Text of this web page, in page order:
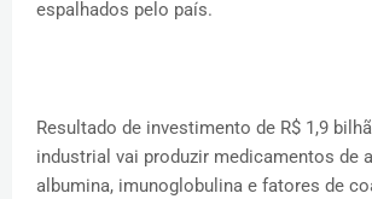
espalhados pelo país.
Resultado de investimento de R$ 1,9
industrial vai produzir medicamentos de
albumina, imunoglobulina e fatores de